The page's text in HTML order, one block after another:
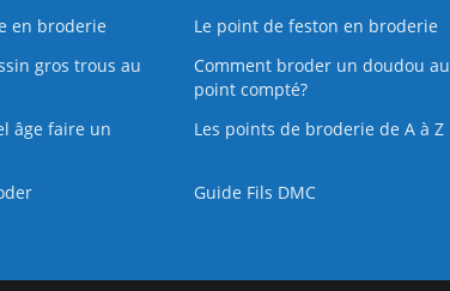
en broderie
Le point de feston en broderie
gros trous au
Comment broder un doudou au
point compté?
âge faire un
Les points de broderie de A à Z
Guide Fils DMC